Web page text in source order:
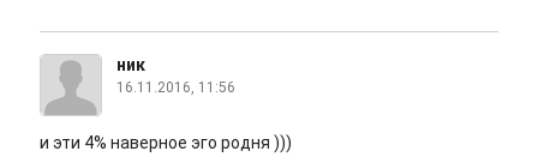
ник
16.11.2016, 11:56
и эти 4% наверное эго родня )))